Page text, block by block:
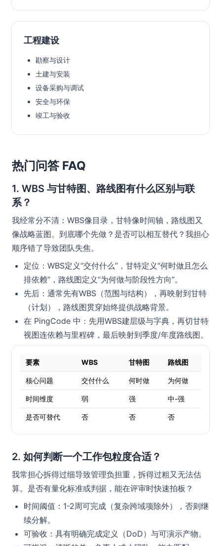
工程建设
勘察与设计
土建与安装
设备采购与调试
安全与环保
竣工与验收
热门问答 FAQ
1. WBS 与甘特图、路线图有什么区别与联
系？
我经常分不清：WBS像目录，甘特像时间轴，路线图又
像战略蓝图。到底哪个先做？是否可以相互替代？我担心
顺序错了导致团队失焦。
定位：WBS定义“交付什么”，甘特定义“何时做且怎么
排依赖”，路线图定义“为何做与阶段性方向”。
先后：通常先有WBS（范围与结构），再映射到甘特
（计划），路线图贯穿始终提供战略背景。
在 PingCode 中：先用WBS建层级与字典，再切甘特
视图连依赖与里程碑，最后映射到季度/年度路线图。
要素 WBS 甘特图 路线图
核心问题 交付什么 何时做 为何做
时间维度 弱 强 中-强
是否可替代 否 否 否
2. 如何判断一个工作包粒度合适？
我常担心拆得过细导致管理负担重，拆得过粗又无法估
算。是否有量化标准或判据，能在评审时快速拍板？
时间阈值：1-2周可完成（复杂跨域项除外），否则继
续分解。
可验收：具有明确完成定义（DoD）与可演示产物。